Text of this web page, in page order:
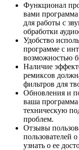
Функционал
вами
для работы с
обработки
Удобство
программе с
возможностью
Наличие
ремиксов
фильтров для
Обновления и
ваша
техническую
проблем.
Отзывы
пользователей
узнать о ее